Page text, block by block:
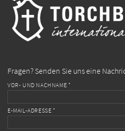
Fragen? Senden Sie uns eine
VOR- UND NACHNAME *
E-MAIL-ADRESSE *